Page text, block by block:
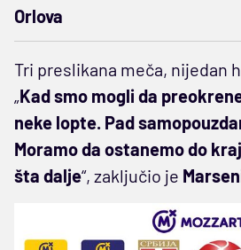
Orlova
Tri preslikana meča, nijedan
„Kad smo mogli da
neke lopte. Pad
Moramo da ostanemo do
šta dalje“, zaključio je